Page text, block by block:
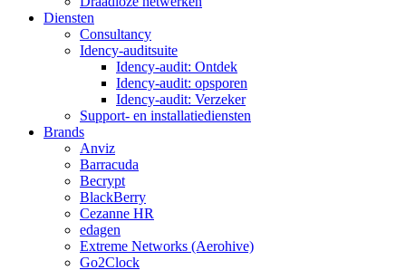
Diensten
Consultancy
Idency-auditsuite
Idency-audit: Ontdek
Idency-audit: opsporen
Idency-audit: Verzeker
Support- en installatiediensten
Brands
Anviz
Barracuda
Becrypt
BlackBerry
Cezanne HR
edagen
Extreme Networks (Aerohive)
Go2Clock